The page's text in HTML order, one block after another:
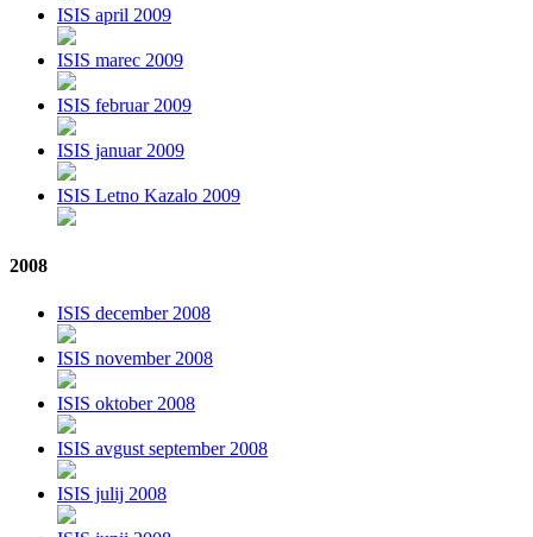
ISIS april 2009
ISIS marec 2009
ISIS februar 2009
ISIS januar 2009
ISIS Letno Kazalo 2009
2008
ISIS december 2008
ISIS november 2008
ISIS oktober 2008
ISIS avgust september 2008
ISIS julij 2008